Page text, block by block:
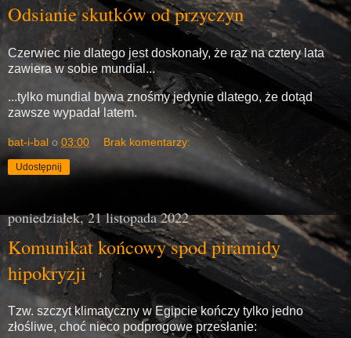
Odsianie skutków od przyczyn
Czerwiec nie dlatego jest doskonały, że raz na cztery lata
zawiera w sobie mundial...
...tylko mundial bywa znośmy jedynie dlatego, że dotąd
zawsze wypadał latem.
bat-i-bal o 03:00 Brak komentarzy:
Udostępnij
poniedziałek, 21 listopada 2022
Komunikat końcowy spod piramidy
hipokryzji
Tzw. szczyt klimatyczny w Egipcie kończy tylko jedno
złośliwe, choć nieco podprogowe przesłanie: